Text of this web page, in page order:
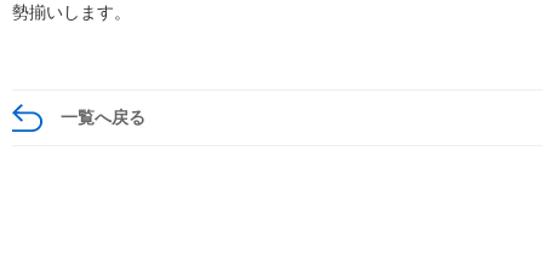
勢揃いします。
一覧へ戻る